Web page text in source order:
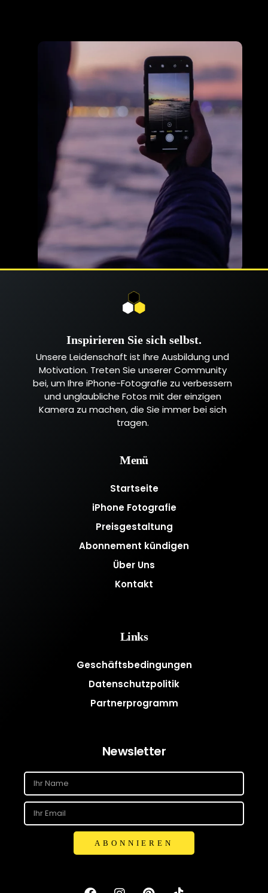
Inspirieren Sie sich selbst.
Unsere Leidenschaft ist Ihre Ausbildung und
Motivation. Treten Sie unserer Community
bei, um Ihre iPhone-Fotografie zu verbessern
und unglaubliche Fotos mit der einzigen
Kamera zu machen, die Sie immer bei sich
tragen.
Menü
Startseite
iPhone Fotografie
Preisgestaltung
Abonnement kündigen
Über Uns
Kontakt
Links
Geschäftsbedingungen
Datenschutzpolitik
Partnerprogramm
Newsletter
ABONNIEREN